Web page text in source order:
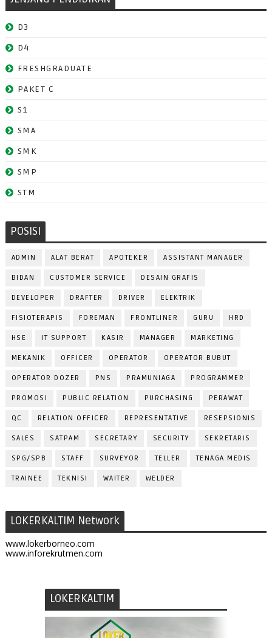
D3
D4
FRESHGRADUATE
PAKET C
S1
SMA
SMK
SMP
STM
POSISI
ADMIN ALAT BERAT APOTEKER ASSISTANT MANAGER
BIDAN CUSTOMER SERVICE DESAIN GRAFIS
DEVELOPER DRAFTER DRIVER ELEKTRIK
FISIOTERAPIS FOREMAN FRONTLINER GURU HRD
HSE IT SUPPORT KASIR MANAGER MARKETING
MEKANIK OFFICER OPERATOR OPERATOR BUBUT
OPERATOR DOZER PNS PRAMUNIAGA PROGRAMMER
PROMOSI PUBLIC RELATION PURCHASING PERAWAT
QC RELATION OFFICER REPRESENTATIVE RESEPSIONIS
SALES SATPAM SECRETARY SECURITY SEKRETARIS
SPG/SPB STAFF SURVEYOR TELLER TENAGA MEDIS
TRAINEE TEKNISI WAITER WELDER
LOKERKALTIM Network
www.lokerborneo.com
www.inforekrutmen.com
LOKERKALTIM